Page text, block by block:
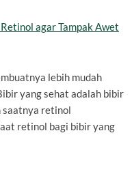
agar Tampak Awet
lebih mudah
yang sehat adalah bibir
saatnya retinol
retinol bagi bibir yang